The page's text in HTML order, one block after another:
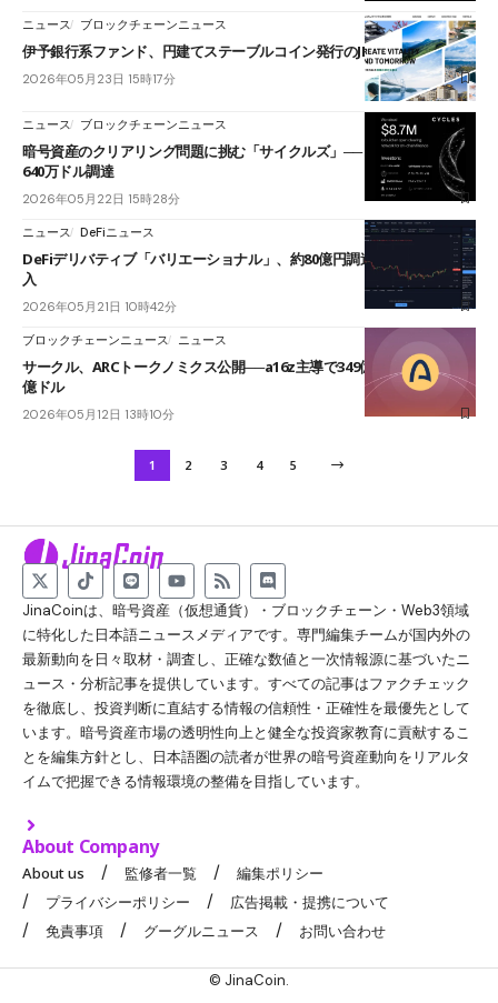
ニュース ブロックチェーンニュース
伊予銀行系ファンド、円建てステーブルコイン発行のJPYCに出資
2026年05月23日 15時17分
ニュース ブロックチェーンニュース
暗号資産のクリアリング問題に挑む「サイクルズ」──コスモス創業者が
640万ドル調達
2026年05月22日 15時28分
ニュース DeFiニュース
DeFiデリバティブ「バリエーショナル」、約80億円調達──RWA市場参
入
2026年05月21日 10時42分
ブロックチェーンニュース ニュース
サークル、ARCトークノミクス公開──a16z主導で349億円調達、FDV30
億ドル
2026年05月12日 13時10分
1 2 3 4 5
JinaCoinは、暗号資産（仮想通貨）・ブロックチェーン・Web3領域
に特化した日本語ニュースメディアです。専門編集チームが国内外の
最新動向を日々取材・調査し、正確な数値と一次情報源に基づいたニ
ュース・分析記事を提供しています。すべての記事はファクチェック
を徹底し、投資判断に直結する情報の信頼性・正確性を最優先として
います。暗号資産市場の透明性向上と健全な投資家教育に貢献するこ
とを編集方針とし、日本語圏の読者が世界の暗号資産動向をリアルタ
イムで把握できる情報環境の整備を目指しています。
About Company
About us 監修者一覧
編集ポリシー
プライバシーポリシー
広告掲載・提携について
免責事項
グーグルニュース お問い合わせ
© JinaCoin.